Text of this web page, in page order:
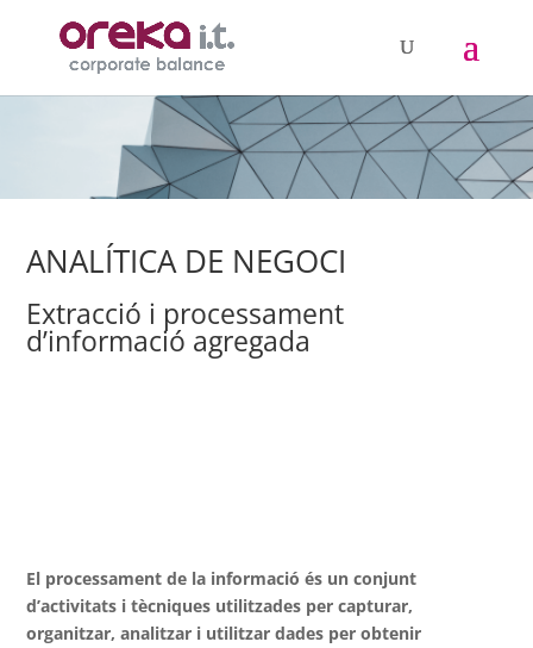
ANALÍTICA DE NEGOCI
Extracció i processament
d’informació agregada
El processament de la informació és un conjunt
d’activitats i tècniques utilitzades per capturar,
organitzar, analitzar i utilitzar dades per obtenir